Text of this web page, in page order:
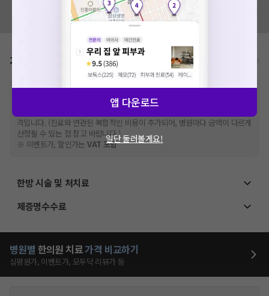
혹시 잘못된 병원정보가 있나요?
모두닥 팀에 알려주세요!
가격표 비급여/급여 진료란?
※비급여 항목의 경우,추가비용 등으로 실제 가격과 상이할 수 있으니, 정확
한 가격은 해당 의료기관에 직접 문의해주세요.
건강보험심사평가원
격입니다. (진료와 연관된 복합적인 비용이 추가되어, 병원마다 금액이 다르게
산정될 수 있는 점 참고 바랍니다.)
※ 이벤트가, 할인가는VAT 포함
한방 시술 및 처치료
제증명수수료
병원별 한의원 치료가격 비교하기
심평원가, 이벤트가, 모두닥 리뷰가 등
앱 다운로드
일단 둘러볼게요!